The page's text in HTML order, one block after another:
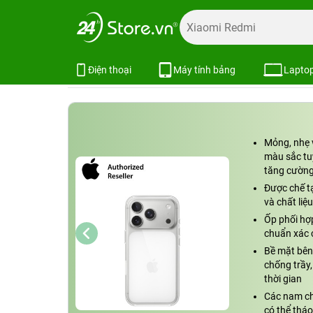
Điện thoại Máy tính bảng
Trang chủ Phụ kiện Apple
Ốp Lưng Trong Suốt MagSafe
Xem cấu hình So sánh
Mỏng, nhẹ
màu sắc
tăng cường
Được chế
và chất
Ốp phối
chuẩn xác
Bề mặt
chống
thời gian
Các nam
có thể